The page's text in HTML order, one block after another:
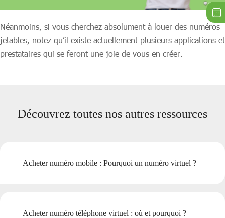
Néanmoins, si vous cherchez absolument à louer des numéros
jetables, notez qu’il existe actuellement plusieurs applications et
prestataires qui se feront une joie de vous en créer.
Découvrez toutes nos autres ressources
Acheter numéro mobile : Pourquoi un numéro virtuel ?
Acheter numéro téléphone virtuel : où et pourquoi ?